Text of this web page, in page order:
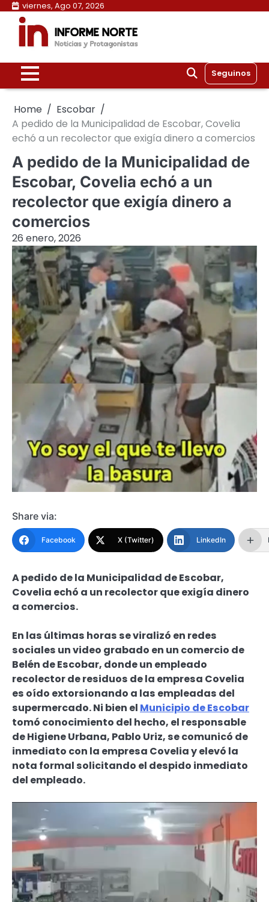
Skip
content
viernes, Ago 07, 2026
Seguinos
Home
Escobar
A pedido de la Municipalidad de Escobar, Covelia
echó a un recolector que exigía dinero a comercios
A pedido de la Municipalidad de
Escobar, Covelia echó a un
recolector que exigía dinero a
comercios
26 enero, 2026
Share via:
Facebook X (Twitter) LinkedIn
A pedido de la Municipalidad de Escobar,
Covelia echó a un recolector que exigía dinero
a comercios.
En las últimas horas se viralizó en redes
sociales un video grabado en un comercio de
Belén de Escobar, donde un empleado
recolector de residuos de la empresa Covelia
es oído extorsionando a las empleadas del
supermercado. Ni bien el Municipio de Escobar
tomó conocimiento del hecho, el responsable
de Higiene Urbana, Pablo Uriz, se comunicó de
inmediato con la empresa Covelia y elevó la
nota formal solicitando el despido inmediato
del empleado.
Reproductor
de
video